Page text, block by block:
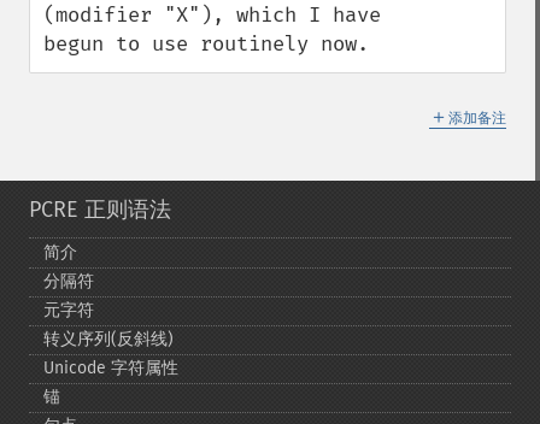
(modifier "X"), which I have
begun to use routinely now.
＋ 添加备注
PCRE 正则语法
简介
分隔符
元字符
转义序列(反斜线)
Unicode 字符属性
锚